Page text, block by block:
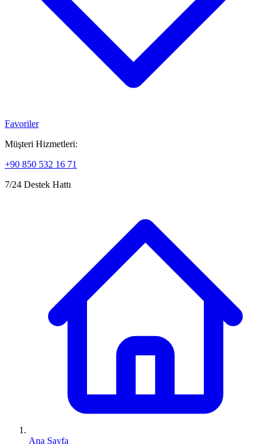
Favoriler
Müşteri Hizmetleri:
+90 850 532 16 71
7/24 Destek Hattı
Ana Sayfa